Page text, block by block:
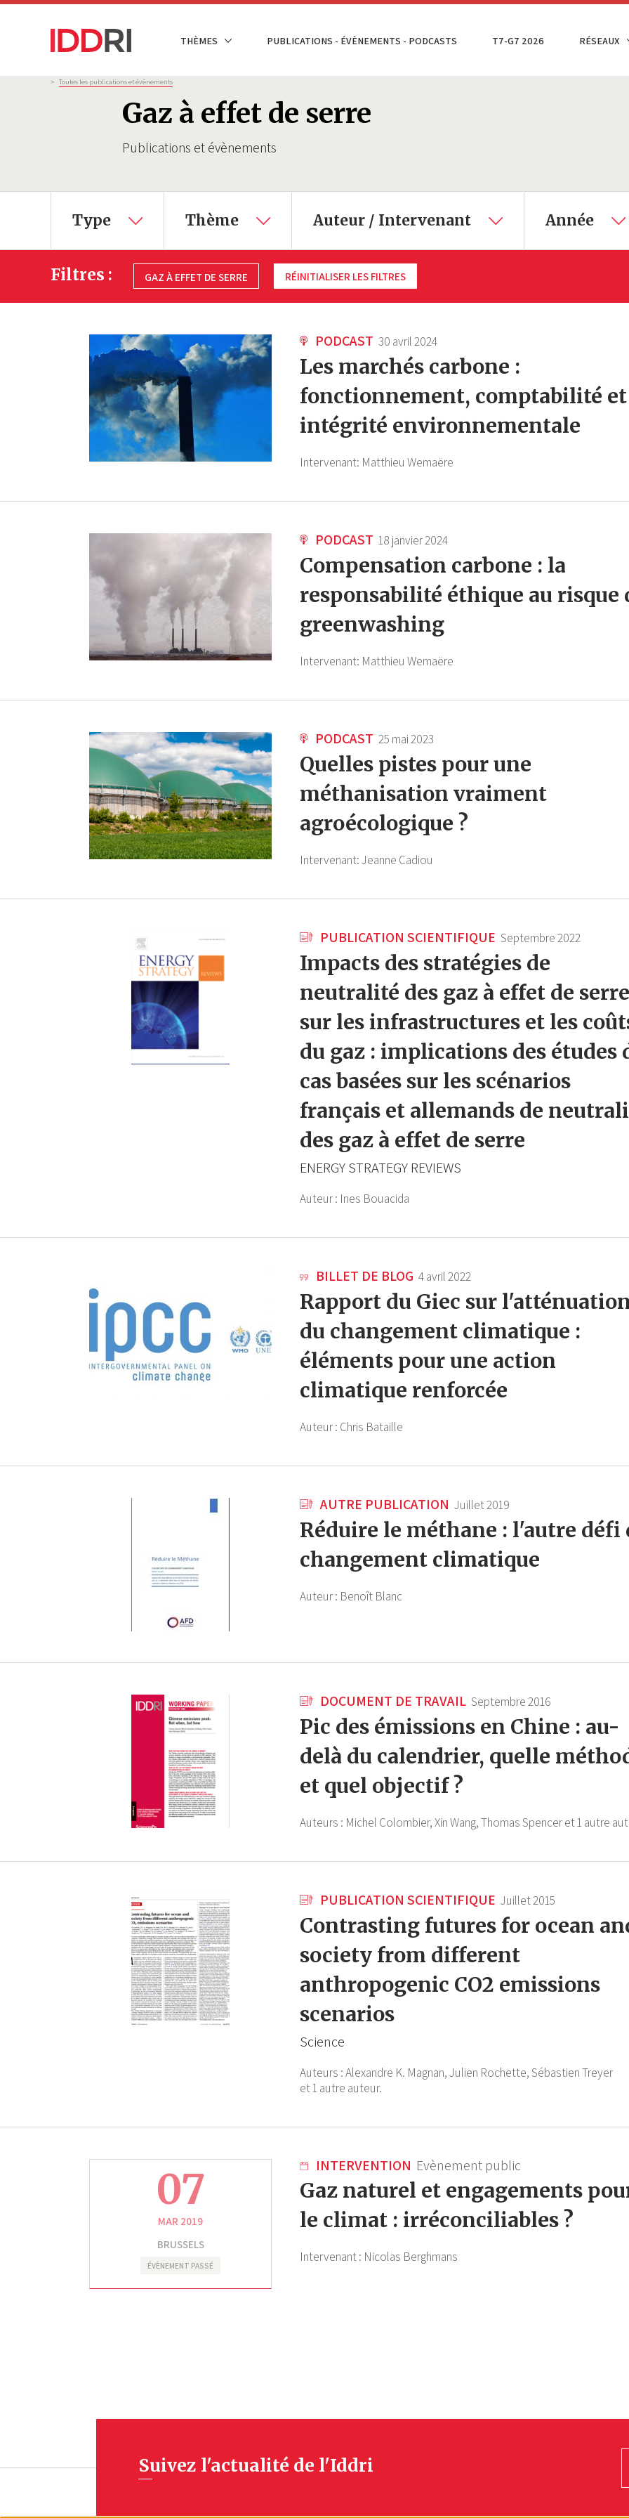
Aller
NAVIGATION
THÈMES PUBLICATIONS - ÉVÈNEMENTS - PODCASTS T7-G7 2026 RÉSEAUX
Gaz à effet de serre
Publications et évènements
Fil
d'Ariane
> Toutes les publications et évènements
Type Thème Auteur / Intervenant Année
Filtres : GAZ À EFFET DE SERRE RÉINITIALISER LES FILTRES
PODCAST 30 avril 2024
Les marchés carbone :
fonctionnement, comptabilité et
intégrité environnementale
Intervenant: Matthieu Wemaëre
PODCAST 18 janvier 2024
Compensation carbone : la
responsabilité éthique au risque
greenwashing
Intervenant: Matthieu Wemaëre
PODCAST 25 mai 2023
Quelles pistes pour une
méthanisation vraiment
agroécologique ?
Intervenant:Jeanne Cadiou
PUBLICATION SCIENTIFIQUE Septembre 2022
Impacts des stratégies de
neutralité des gaz à effet de serre
sur les infrastructures et les
du gaz : implications des études
cas basées sur les scénarios
français et allemands de
des gaz à effet de serre
ENERGY STRATEGY REVIEWS
Auteur : Ines Bouacida
BILLET DE BLOG 4 avril 2022
Rapport du Giec sur
du changement climatique :
éléments pour une action
climatique renforcée
Auteur : Chris Bataille
AUTRE PUBLICATION Juillet 2019
Réduire le méthane : l'autre défi
changement climatique
Auteur : Benoît Blanc
DOCUMENT DE TRAVAIL Septembre 2016
Pic des émissions en Chine : au-
delà du calendrier, quelle
et quel objectif ?
Auteurs : Michel Colombier,Xin Wang,Thomas Spenceret 1 autre
PUBLICATION SCIENTIFIQUE Juillet 2015
Contrasting futures for ocean
society from different
anthropogenic CO2 emissions
scenarios
Science
Auteurs :Alexandre K. Magnan,Julien Rochette,Sébastien Treyer
et 1 autre auteur.
07
MAR 2019
BRUSSELS
ÉVÈNEMENT PASSÉ
INTERVENTION Evènement public
Gaz naturel et engagements
le climat : irréconciliables ?
Intervenant : Nicolas Berghmans
Suivez l'actualité de l'Iddri